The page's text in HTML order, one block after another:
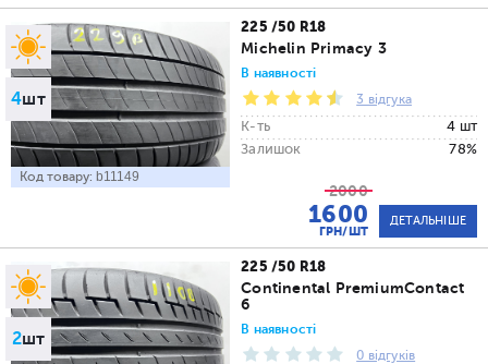
4шт
Код товару: b11149
225 /50 R18
Michelin Primacy 3
В наявності
3 відгука
К-ть
4 шт
Залишок
78%
2000
1600
ГРН/ШТ
ДЕТАЛЬНІШЕ
2шт
225 /50 R18
Continental PremiumContact
6
В наявності
0 відгуків